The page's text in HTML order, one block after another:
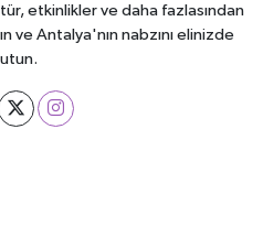
etkinlikler ve daha fazlasından
ve Antalya'nın nabzını elinizde